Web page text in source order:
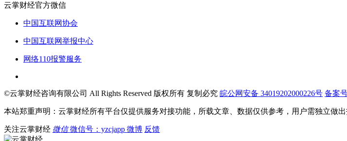
云掌财经官方微信
中国互联网协会
中国互联网举报中心
网络110报警服务
©云掌财经咨询有限公司 All Rights Reserved 版权所有 复制必究 皖公网安备 34019202000226号 备案
本站郑重声明：云掌财经所有平台仅提供服务对接功能，所载文章、数据仅供参考，用户需独立做
关注云掌财经 微信 微信号：yzcjapp 微博 反馈